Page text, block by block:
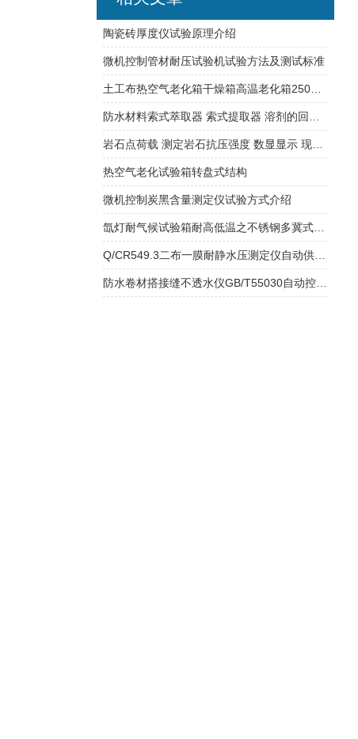
陶瓷砖厚度仪试验原理介绍
微机控制管材耐压试验机试验方法及测试标准
土工布热空气老化箱干燥箱高温老化箱250℃工作温度
岩石点荷载 测定岩石抗压强度 数显显示 现场测定
热空气老化试验箱转盘式结构
微机控制炭黑含量测定仪试验方式介绍
氙灯耐气候试验箱耐高低温之不锈钢多冀式叶轮
Q/CR549.3二布一膜耐静水压测定仪自动供水系统
防水卷材搭接缝不透水仪GB/T55030自动控制加气加压